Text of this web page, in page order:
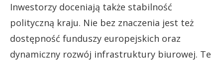
Inwestorzy doceniają także stabilność
polityczną kraju. Nie bez znaczenia jest też
dostępność funduszy europejskich oraz
dynamiczny rozwój infrastruktury biurowej. Te